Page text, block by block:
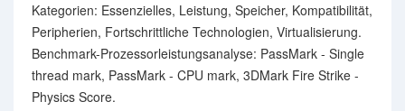
Kategorien: Essenzielles, Leistung, Speicher, Kompatibilität,
Peripherien, Fortschrittliche Technologien, Virtualisierung.
Benchmark-Prozessorleistungsanalyse: PassMark - Single
thread mark, PassMark - CPU mark, 3DMark Fire Strike -
Physics Score.